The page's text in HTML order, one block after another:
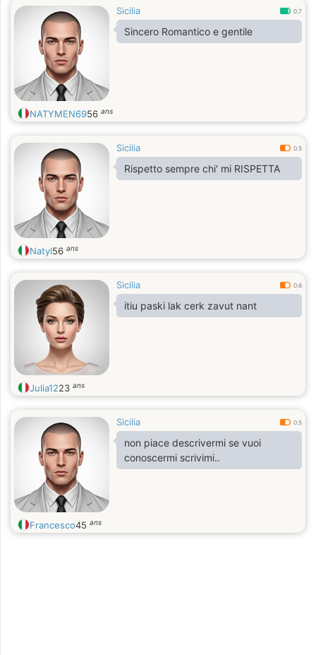
Sicilia 0.7
Sincero Romantico e gentile
NATYMEN6956 ans
Sicilia 0.5
Rispetto sempre chi' mi RISPETTA
Natyl56 ans
Sicilia 0.6
itiu paski lak cerk zavut nant
Julia1223 ans
Sicilia 0.5
non piace descrivermi se vuoi
conoscermi scrivimi..
Francesco45 ans